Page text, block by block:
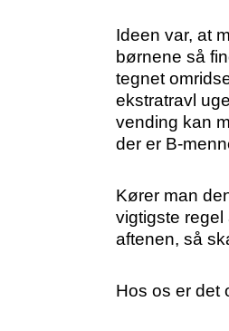
Ideen var, at
børnene så
tegnet
ekstratravl
vending kan
der er B-
Kører man
vigtigste regel
aftenen, så
Hos os er det